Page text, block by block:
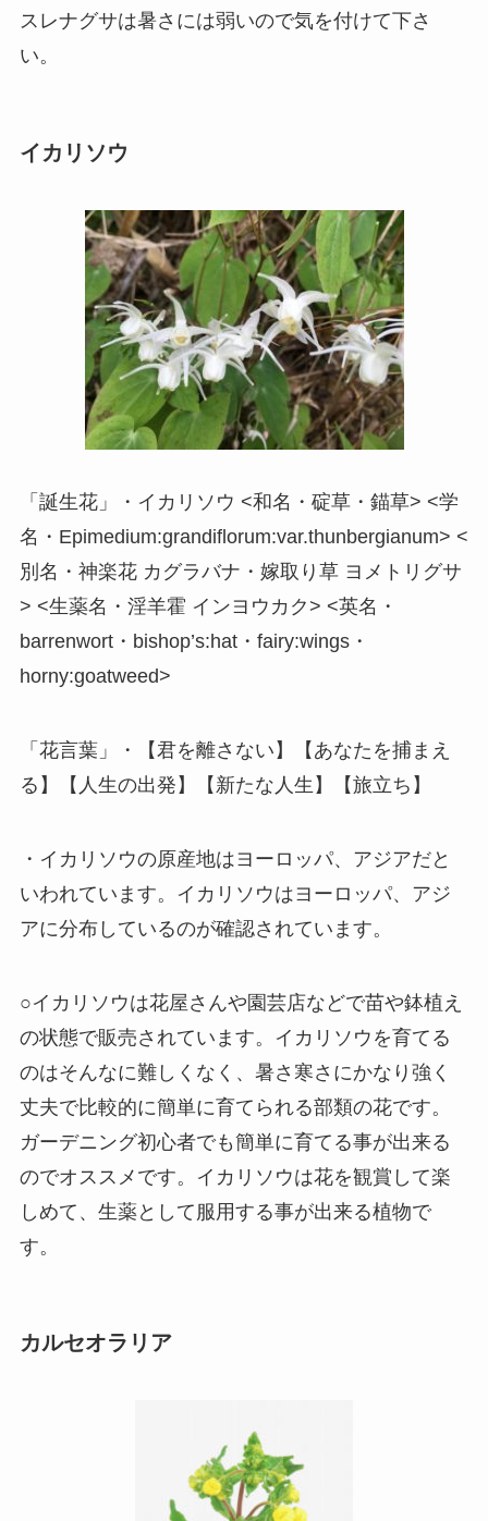
スレナグサは暑さには弱いので気を付けて下さ
い。
イカリソウ
「誕生花」・イカリソウ <和名・碇草・錨草> <学
名・Epimedium:grandiflorum:var.thunbergianum> <
別名・神楽花 カグラバナ・嫁取り草 ヨメトリグサ
> <生薬名・淫羊霍 インヨウカク> <英名・
barrenwort・bishop’s:hat・fairy:wings・
horny:goatweed>
「花言葉」・【君を離さない】【あなたを捕まえ
る】【人生の出発】【新たな人生】【旅立ち】
・イカリソウの原産地はヨーロッパ、アジアだと
いわれています。イカリソウはヨーロッパ、アジ
アに分布しているのが確認されています。
○イカリソウは花屋さんや園芸店などで苗や鉢植え
の状態で販売されています。イカリソウを育てる
のはそんなに難しくなく、暑さ寒さにかなり強く
丈夫で比較的に簡単に育てられる部類の花です。
ガーデニング初心者でも簡単に育てる事が出来る
のでオススメです。イカリソウは花を観賞して楽
しめて、生薬として服用する事が出来る植物で
す。
カルセオラリア